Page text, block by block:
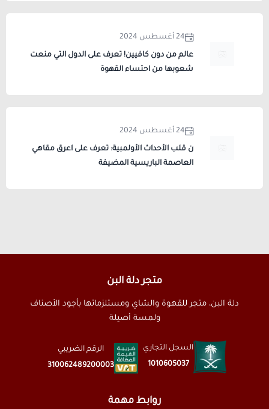
24 أغسطس 2024
عالم من دون كافيين! تعرف على الدول التي منعت
شعوبها من احتساء القهوة
24 أغسطس 2024
ن قلب الأحداث الأولمبية: تعرف على اعرق مقاهي
العاصمة الباريسية المضيفة
متجر دلة البن
دلة البن، متجر للقهوة والشاي ومستلزماتها بأجود الأصناف
ولمسة أصيلة
السجل التجاري
1010605037
الرقم الضريبي
310062489200003
روابط مهمة